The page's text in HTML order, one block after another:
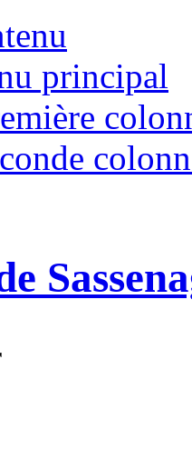
principal